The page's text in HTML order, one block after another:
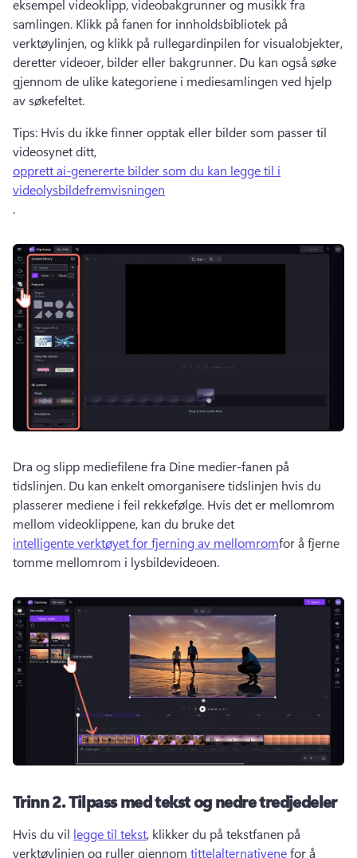
eksempel videoklipp, videobakgrunner og musikk fra
samlingen. Klikk på fanen for innholdsbibliotek på
verktøylinjen, og klikk på rullegardinpilen for visualobjekter,
deretter videoer, bilder eller bakgrunner. Du kan også søke
gjennom de ulike kategoriene i mediesamlingen ved hjelp
av søkefeltet.
Tips: Hvis du ikke finner opptak eller bilder som passer til
videosynet ditt,
opprett ai-genererte bilder som du kan legge til i
videolysbildefremvisningen
.
Dra og slipp mediefilene fra Dine medier-fanen på
tidslinjen. Du kan enkelt omorganisere tidslinjen hvis du
plasserer mediene i feil rekkefølge. Hvis det er mellomrom
mellom videoklippene, kan du bruke det
intelligente verktøyet for fjerning av mellomromfor å fjerne
tomme mellomrom i lysbildevideoen.
Trinn 2.Tilpass med tekst og nedre tredjedeler
Hvis du vil legge til tekst, klikker du på tekstfanen på
verktøylinjen og ruller gjennom tittelalternativene for å